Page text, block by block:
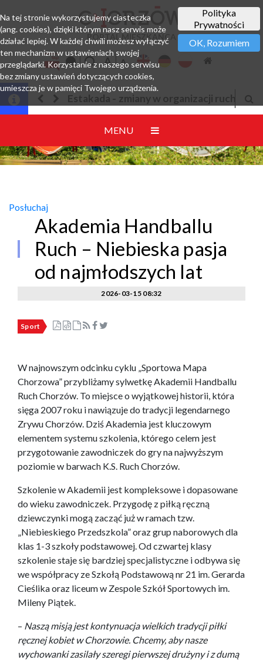
PORTAL MIESZKAŃCA
w organizacji ruchuJesteśmy w EZD
MENU
Posłuchaj
Akademia Handballu
Ruch – Niebieska pasja
od najmłodszych lat
2026-03-15 08:32
Sport
W najnowszym odcinku cyklu „Sportowa Mapa
Chorzowa” przybliżamy sylwetkę Akademii Handballu
Ruch Chorzów. To miejsce o wyjątkowej historii, która
sięga 2007 roku i nawiązuje do tradycji legendarnego
Zrywu Chorzów. Dziś Akademia jest kluczowym
elementem systemu szkolenia, którego celem jest
przygotowanie zawodniczek do gry na najwyższym
poziomie w barwach K.S. Ruch Chorzów.
Szkolenie w Akademii jest kompleksowe i dopasowane
do wieku zawodniczek. Przygodę z piłką ręczną
dziewczynki mogą zacząć już w ramach tzw.
„Niebieskiego Przedszkola” oraz grup naborowych dla
klas 1-3 szkoły podstawowej. Od czwartej klasy
szkolenie staje się bardziej specjalistyczne i odbywa się
we współpracy ze Szkołą Podstawową nr 21 im. Gerarda
Cieślika oraz liceum w Zespole Szkół Sportowych im.
Mileny Piątek.
– Naszą misją jest kontynuacja wielkich tradycji piłki
ręcznej kobiet w Chorzowie. Chcemy, aby nasze
wychowanki zasilały szeregi pierwszej drużyny i z dumą
Polityka
Prywatności
OK, Rozumiem
Na tej stronie wykorzystujemy ciasteczka
(ang. cookies), dzięki którym nasz serwis może
działać lepiej. W każdej chwili możesz wyłączyć
ten mechanizm w ustawieniach swojej
przeglądarki. Korzystanie z naszego serwisu
bez zmiany ustawień dotyczących cookies,
umieszcza je w pamięci Twojego urządzenia.